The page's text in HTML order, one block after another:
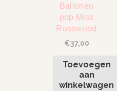
Ballonen
pop Miss
Rosewood
€37,00
Toevoegen
aan
winkelwagen